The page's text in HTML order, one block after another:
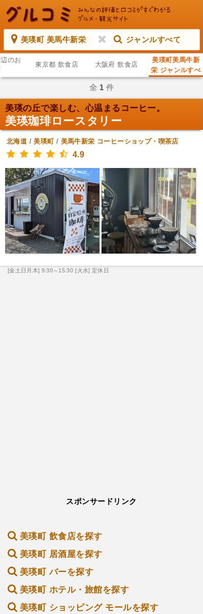
美瑛町 美馬牛新栄 ジャンルすべて
のお
東京都 飲食店 大阪府 飲食店
美瑛町美馬牛新
栄 ジャンルすべ
て
全 1 件
美瑛の丘で楽しむ、心温まるコーヒー。
美瑛珈琲ロースタリー
北海道 /美瑛町/ 美馬牛新栄 コーヒーショップ・喫茶店
4.9
[金土日月木] 9:30～15:30 [火水] 定休日
スポンサードリンク
美瑛町 飲食店を探す
美瑛町 居酒屋を探す
美瑛町 バーを探す
美瑛町 ホテル・旅館を探す
美瑛町 ショッピング モールを探す